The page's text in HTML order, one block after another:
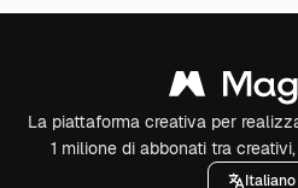
La piattaforma creativa per
1 milione di abbonati tra
Italiano